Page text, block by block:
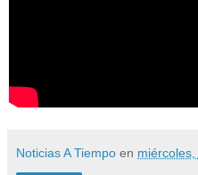
Noticias A Tiempo en